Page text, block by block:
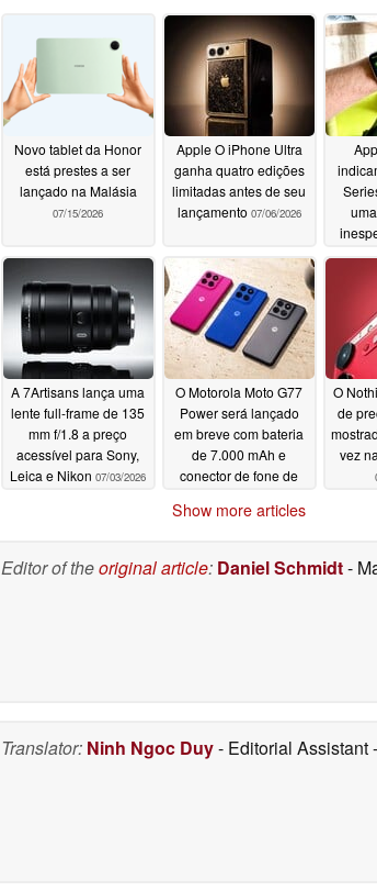
Novo tablet da Honor
está prestes a ser
lançado na Malásia
07/15/2026
Apple O iPhone Ultra
ganha quatro edições
limitadas antes de seu
lançamento 07/06/2026
A 7Artisans lança uma
lente full-frame de 135
mm f/1.8 a preço
acessível para Sony,
Leica e Nikon 07/03/2026
O Motorola Moto G77
Power será lançado
em breve com bateria
de 7.000 mAh e
conector de fone de
07/02/2026
O
de
vez
Show more articles
Editor of theoriginal article: Daniel Schmidt-
Translator: Ninh Ngoc Duy- Editorial Assistant